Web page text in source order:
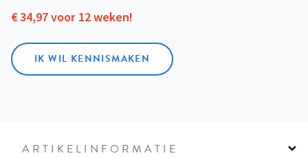
€ 34,97 voor 12 weken!
IK WIL KENNISMAKEN
ARTIKELINFORMATIE